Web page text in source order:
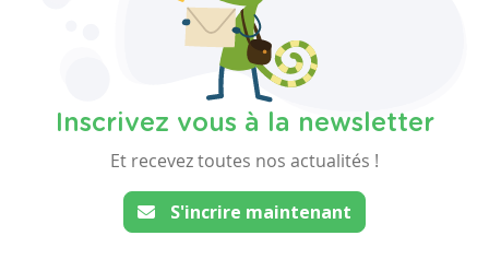
Inscrivez vous à la newsletter
Et recevez toutes nos actualités !
S'incrire maintenant